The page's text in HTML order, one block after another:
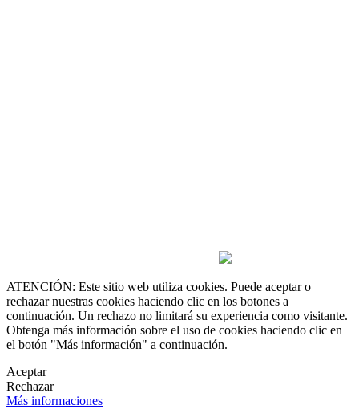
ATENCIÓN: Este sitio web utiliza cookies. Puede aceptar o
rechazar nuestras cookies haciendo clic en los botones a
continuación. Un rechazo no limitará su experiencia como visitante.
Obtenga más información sobre el uso de cookies haciendo clic en
el botón "Más información" a continuación.
Aceptar
Rechazar
Más informaciones